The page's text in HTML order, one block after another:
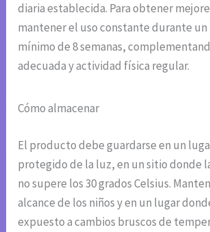
diaria establecida. Para obtener
mantener el uso constante durante
mínimo de 8 semanas,
adecuada y actividad física regular.
Cómo almacenar
El producto debe guardarse en un
protegido de la luz, en un sitio donde
no supere los 30 grados Celsius.
alcance de los niños y en un lugar
expuesto a cambios bruscos de